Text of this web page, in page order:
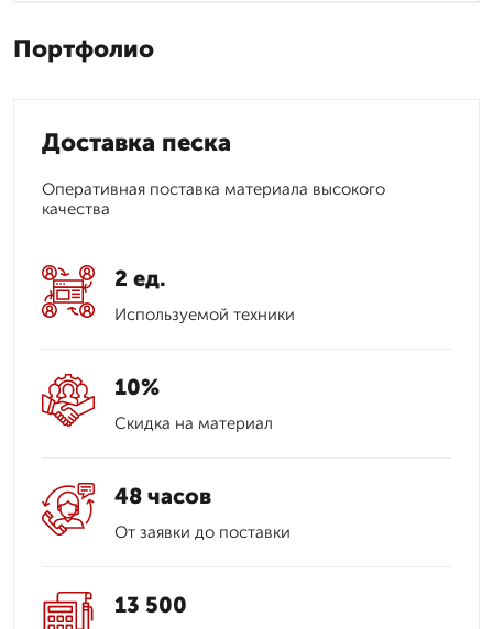
Портфолио
Доставка песка
Оперативная поставка материала высокого
качества
2 ед.
Используемой техники
10%
Скидка на материал
48 часов
От заявки до поставки
13 500